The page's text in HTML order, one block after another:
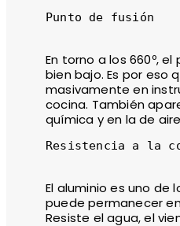
Punto de fusión
En torno a los 660º,
bien bajo. Es por eso
masivamente en
cocina. También
química y en la de
Resistencia a la
El aluminio es uno de
puede permanecer
Resiste el agua, el